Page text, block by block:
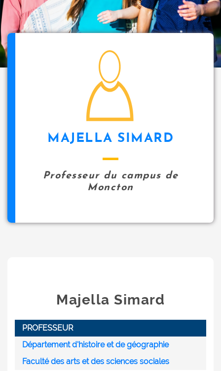
p
a
l
MAJELLA SIMARD
Professeur du campus de
Moncton
Majella Simard
PROFESSEUR
Département d'histoire et de géographie
Faculté des arts et des sciences sociales